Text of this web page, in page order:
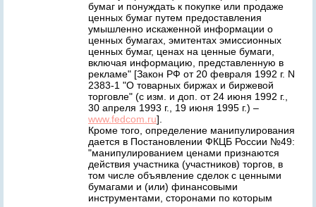
бумаг и понуждать к покупке или продаже
ценных бумаг путем предоставления
умышленно искаженной информации о
ценных бумагах, эмитентах эмиссионных
ценных бумаг, ценах на ценные бумаги,
включая информацию, представленную в
рекламе" [Закон РФ от 20 февраля 1992 г. N
2383-1 "О товарных биржах и биржевой
торговле" (с изм. и доп. от 24 июня 1992 г.,
30 апреля 1993 г., 19 июня 1995 г.) –
www.fedcom.ru].
Кроме того, определение манипулирования
дается в Постановлении ФКЦБ России №49:
"манипулированием ценами признаются
действия участника (участников) торгов, в
том числе объявление сделок с ценными
бумагами и (или) финансовыми
инструментами, сторонами по которым